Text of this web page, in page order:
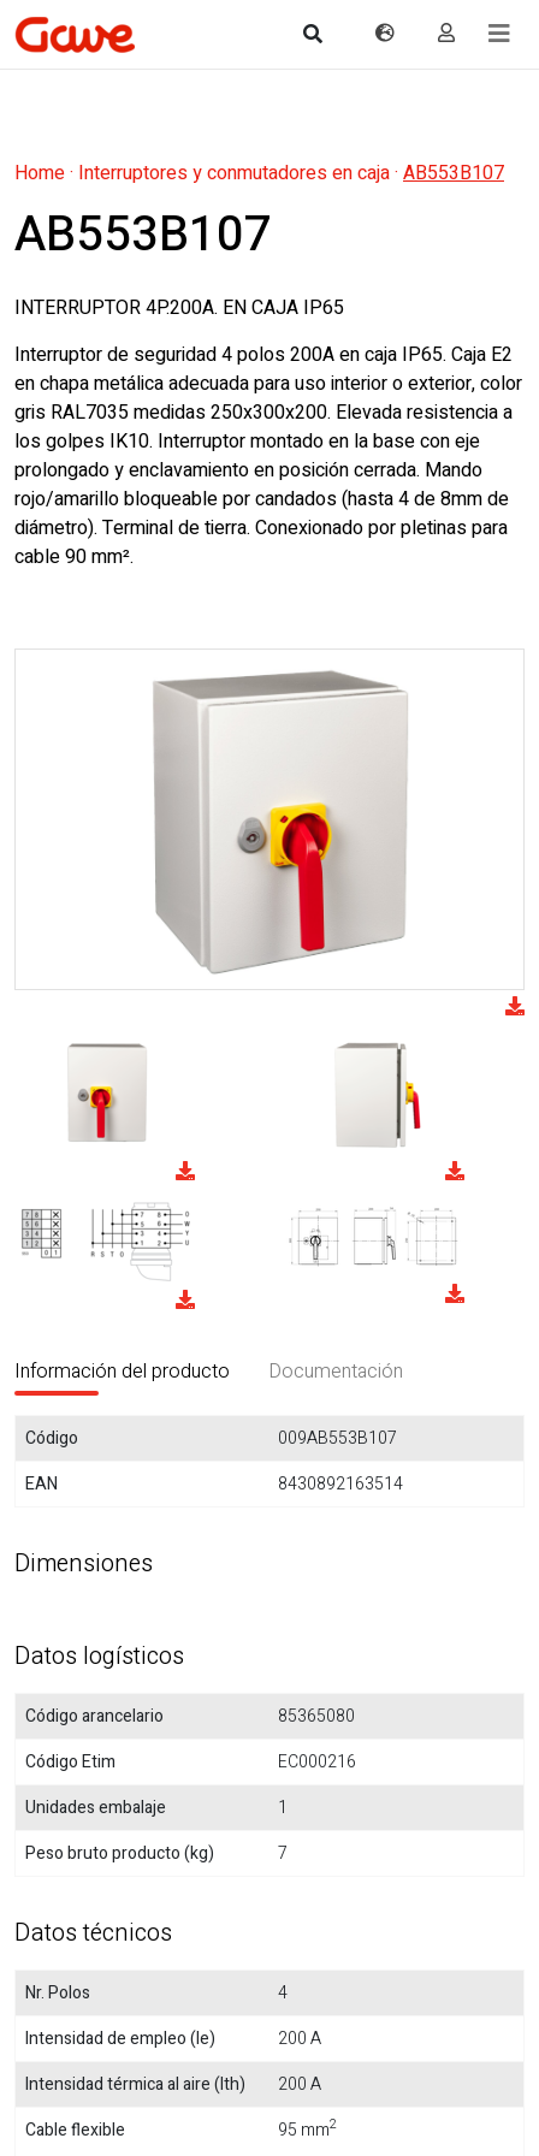
Home· Interruptores y conmutadores en caja· AB553B107
AB553B107
INTERRUPTOR 4P.200A. EN CAJA IP65
Interruptor de seguridad 4 polos 200A en caja IP65. Caja E2
en chapa metálica adecuada para uso interior o exterior, color
gris RAL7035 medidas 250x300x200. Elevada resistencia a
los golpes IK10. Interruptor montado en la base con eje
prolongado y enclavamiento en posición cerrada. Mando
rojo/amarillo bloqueable por candados (hasta 4 de 8mm de
diámetro). Terminal de tierra. Conexionado por pletinas para
cable 90 mm².
Información del producto Documentación
Código
009AB553B107
EAN
8430892163514
Dimensiones
Datos logísticos
Código arancelario
85365080
Código Etim
EC000216
Unidades embalaje
1
Peso bruto producto (kg)
7
Datos técnicos
Nr. Polos
4
Intensidad de empleo (Ie)
200 A
Intensidad térmica al aire (Ith)
200 A
Cable flexible
95 mm2